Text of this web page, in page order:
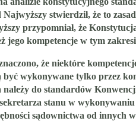
stwierdził, że to
przypomniał, że
jego kompetencje w tym
że niektóre
być wykonywane tylko przez
do standardów
stanu w
sądownictwa od innych